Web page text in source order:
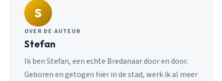
S
OVER DE AUTEUR
Stefan
Ik ben Stefan, een echte Bredanaar door en door.
Geboren en getogen hier in de stad, werk ik al meer